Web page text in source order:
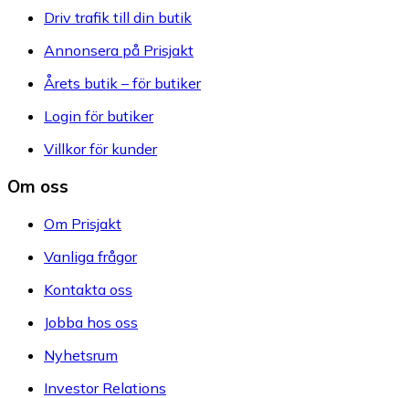
Driv trafik till din butik
Annonsera på Prisjakt
Årets butik – för butiker
Login för butiker
Villkor för kunder
Om oss
Om Prisjakt
Vanliga frågor
Kontakta oss
Jobba hos oss
Nyhetsrum
Investor Relations